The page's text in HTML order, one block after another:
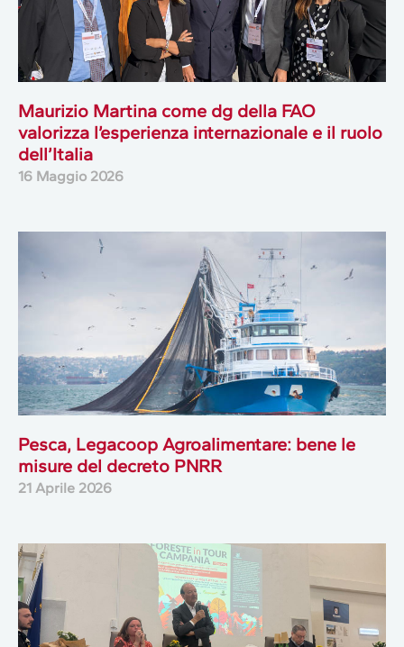
Maurizio Martina come dg della FAO
valorizza l’esperienza internazionale e il ruolo
dell’Italia
16 Maggio 2026
Pesca, Legacoop Agroalimentare: bene le
misure del decreto PNRR
21 Aprile 2026